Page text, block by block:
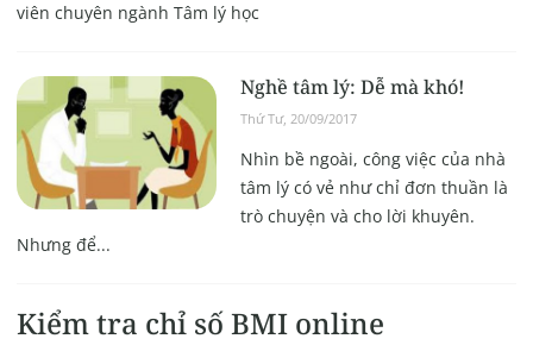
viên chuyên ngành Tâm lý học
Nghề tâm lý: Dễ mà khó!
Thứ Tư, 20/09/2017
Nhìn bề ngoài, công việc của nhà
tâm lý có vẻ như chỉ đơn thuần là
trò chuyện và cho lời khuyên.
Nhưng để...
Kiểm tra chỉ số BMI online